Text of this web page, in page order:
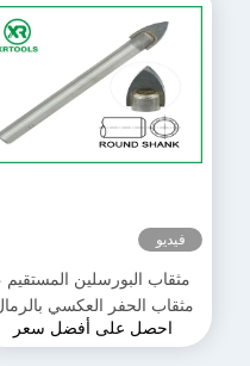
فيديو
مثقاب البورسلين المستقيم ،
مثقاب الحفر العكسي بالرمال
احصل على أفضل سعر